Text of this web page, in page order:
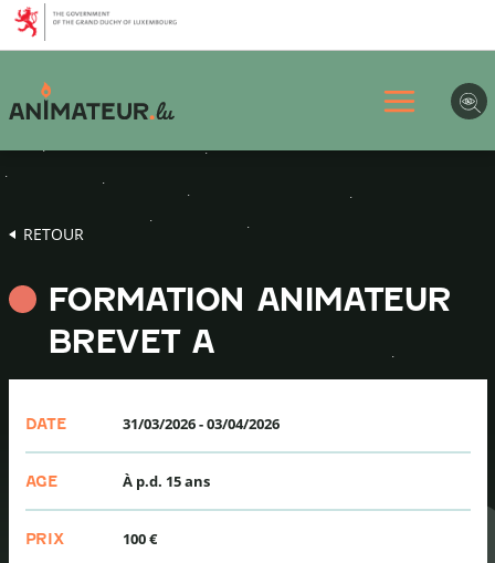
Aller
au
menu
principal
Aller
au
contenu
Aller
au
pied
page
RETOUR
FORMATION ANIMATEUR
BREVET A
DATE 31/03/2026-03/04/2026
AGE À p.d. 15 ans
PRIX 100 €